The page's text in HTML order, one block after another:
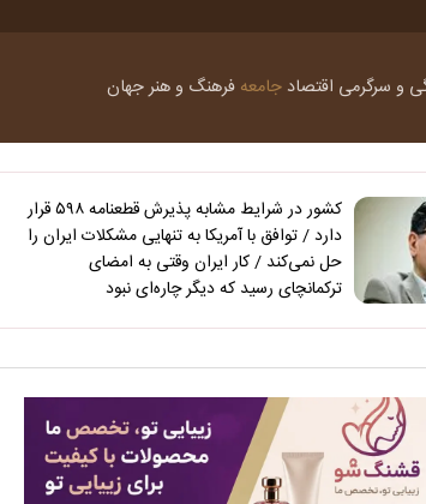
و سرگرمی اقتصاد جامعه فرهنگ و هنرجهان
کشور در شرایط مشابه پذیرش قطعنامه ۵۹۸ قرار
دارد / توافق با آمریکا به تنهایی مشکلات ایران را
حل نمی‌کند / کار ایران وقتی به امضای
ترکمانچای رسید که دیگر چاره‌ای نبود